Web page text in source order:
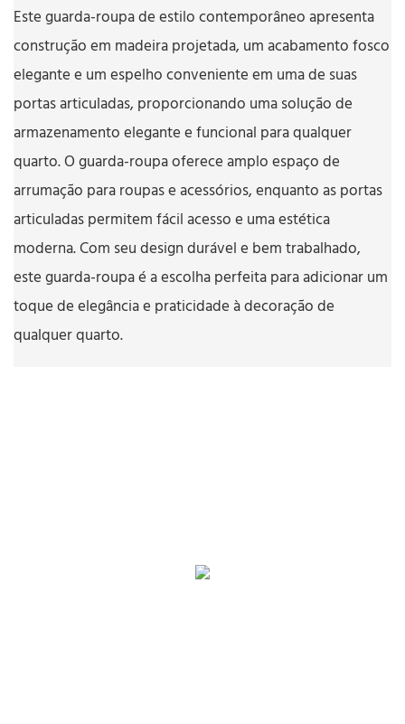
Este guarda-roupa de estilo contemporâneo apresenta
construção em madeira projetada, um acabamento fosco
elegante e um espelho conveniente em uma de suas
portas articuladas, proporcionando uma solução de
armazenamento elegante e funcional para qualquer
quarto. O guarda-roupa oferece amplo espaço de
arrumação para roupas e acessórios, enquanto as portas
articuladas permitem fácil acesso e uma estética
moderna. Com seu design durável e bem trabalhado,
este guarda-roupa é a escolha perfeita para adicionar um
toque de elegância e praticidade à decoração de
qualquer quarto.